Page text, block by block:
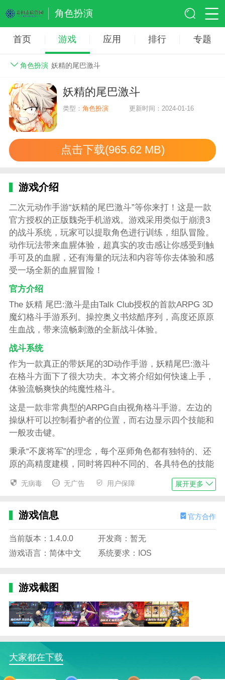
角色扮演
首页 游戏 应用 排行 专题
角色扮演 妖精的尾巴激斗
妖精的尾巴激斗
类型：角色扮演 更新时间：2024-01-16
点击下载(965.62 MB)
游戏介绍
二次元动作手游“妖精的尾巴激斗”等你来打！这是一款
官方授权的正版魏尧手机游戏。游戏采用类似于崩溃3
的战斗系统，玩家可以提取角色进行训练，组队冒险。
动作玩法带来血腥体验，超真实的攻击感让你感受到触
手可及的血腥，还有海量的玩法和内容等你去体验和感
受一场全新的血腥冒险！
官方介绍
The 妖精 尾巴:激斗是由Talk Club授权的首款ARPG 3D
魔幻格斗手游系列。操控奥义书炫酷序列，高度还原原
生血战，带来流畅刺激的全新战斗体验。
战斗系统
作为一款真正的带妖尾的3D动作手游，妖精尾巴:激斗
在格斗方面下了很大功夫。本文将介绍如何快速上手，
体验流畅爽快的纯魔性格斗。
这是一款非常典型的ARPG自由视角格斗手游。左边的
操纵杆可以控制看护者的位置，而右边显示四个技能和
一般攻击键。
秉承“不废将军”的理念，每个巫师角色都有独特的、还
原的高精度建模，同时将四种不同的、各具特色的技能
和被动技能与各种克制系统相结合，形成完整深入的巫
师体系。
以超人气主角纳兹为例。作为一个强大的战斗角色，他
的普攻和连续招也是威力十足！纳兹的连续进攻由四节
组成。激烈的左右勾拳之后，紧接着就是一个有力的飞
踢，最后以一个旋踢结束。连贯流畅，一气呵成，配合
好普攻也能产生爆发力输出。
主动技能，最终技能需要达到一定星级后才能解锁。主
动技能之前有各种可能的招数。面对不同的敌人和招
数，使用不同的技能合理避伤，强势输出！
BOSS需要特定属性才能快速破盾。召唤出来的新巫师
将代替队长成为新的可控角色。在大多数战斗中，战场
无病毒 无广告 用户保障 展开更多
游戏信息 官方合作
当前版本：1.4.0.0
开发商：暂无
游戏语言：简体中文
系统要求：IOS
游戏截图
大家都在下载